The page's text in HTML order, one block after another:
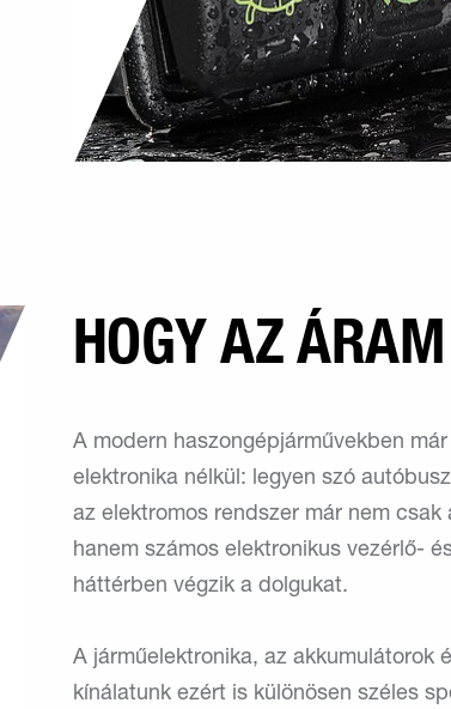
HOGY AZ
A modern haszongépjárművekben
elektronika nélkül: legyen szó
az elektromos rendszer már nem
hanem számos elektronikus vezérlő-
háttérben végzik a dolgukat.
A járműelektronika, az akkumulátorok
kínálatunk ezért is különösen széles